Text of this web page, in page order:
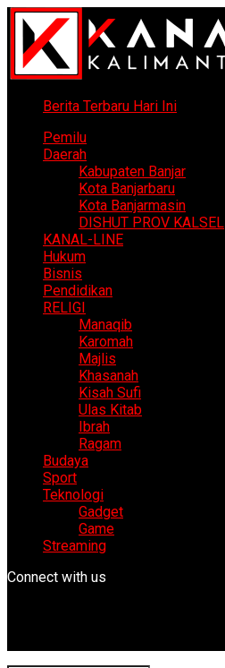
Berita Terbaru Hari Ini
Pemilu
Daerah
Kabupaten Banjar
Kota Banjarbaru
Kota Banjarmasin
DISHUT PROV KALSEL
KANAL-LINE
Hukum
Bisnis
Pendidikan
RELIGI
Manaqib
Karomah
Majlis
Khasanah
Kisah Sufi
Ulas Kitab
Ibrah
Ragam
Budaya
Sport
Teknologi
Gadget
Game
Streaming
Connect with us